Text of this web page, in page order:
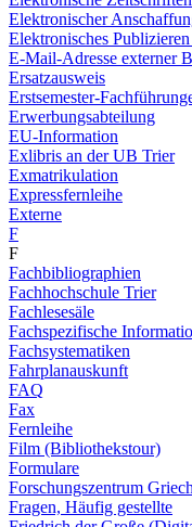
Elektronischer
Elektronisches
E-Mail-Adresse externer
Ersatzausweis
Erstsemester-
Erwerbungsabteilung
EU-Information
Exlibris an der UB Trier
Exmatrikulation
Expressfernleihe
Externe
F
F
Fachbibliographien
Fachhochschule Trier
Fachlesesäle
Fachspezifische
Fachsystematiken
Fahrplanauskunft
FAQ
Fax
Fernleihe
Film (Bibliothekstour)
Formulare
Forschungszentrum
Fragen, Häufig gestellte